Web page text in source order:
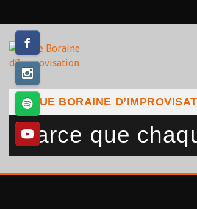
Skip
content
LIGUE BORAINE
Parce que